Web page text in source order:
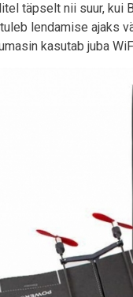
täpselt nii suur, kui
lendamise ajaks
kasutab juba